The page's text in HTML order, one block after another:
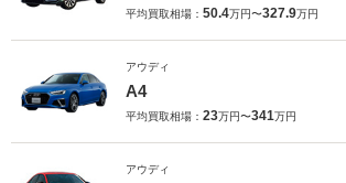
平均買取相場： 50.4万円〜327.9万円
アウディ
A4
平均買取相場： 23万円〜341万円
アウディ